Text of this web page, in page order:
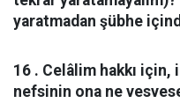
yaratmadan şübhe
16 . Celâlim hakkı için,
nefsinin ona ne